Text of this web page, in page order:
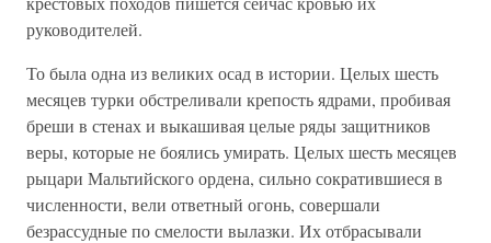
руководителей.
То была одна из великих осад в истории. Целых шесть
месяцев турки обстреливали крепость ядрами, пробивая
бреши в стенах и выкашивая целые ряды защитников
веры, которые не боялись умирать. Целых шесть месяцев
рыцари Мальтийского ордена, сильно сократившиеся в
численности, вели ответный огонь, совершали
безрассудные по смелости вылазки. Их отбрасывали